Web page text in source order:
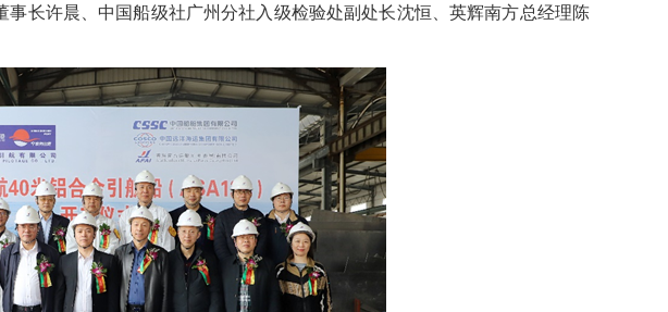
长许晨、中国船级社广州分社入级检验处副处长沈恒、英辉南方总经理陈